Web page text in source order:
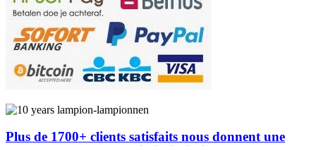
Plus de 1700+ clients satisfaits nous donnent une